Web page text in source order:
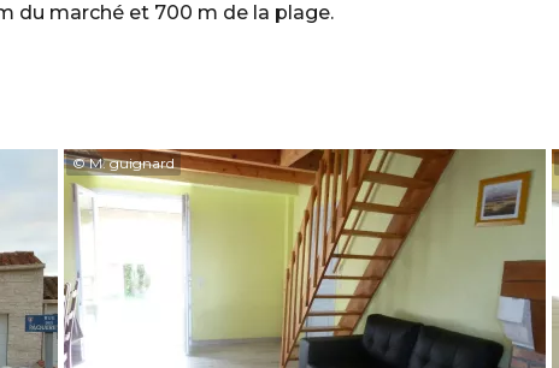
du marché et 700 m de la plage.
© M. guignard